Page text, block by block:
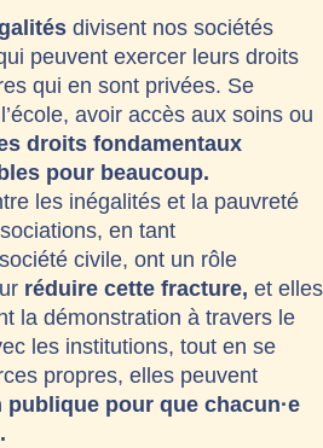
divisent nos sociétés
peuvent exercer leurs droits
qui en sont privées. Se
avoir accès aux soins ou
droits fondamentaux
pour beaucoup.
les inégalités et la pauvreté
en tant
civile, ont un rôle
réduire cette fracture, et elles
la démonstration à travers le
les institutions, tout en se
propres, elles peuvent
pour que chacun·e